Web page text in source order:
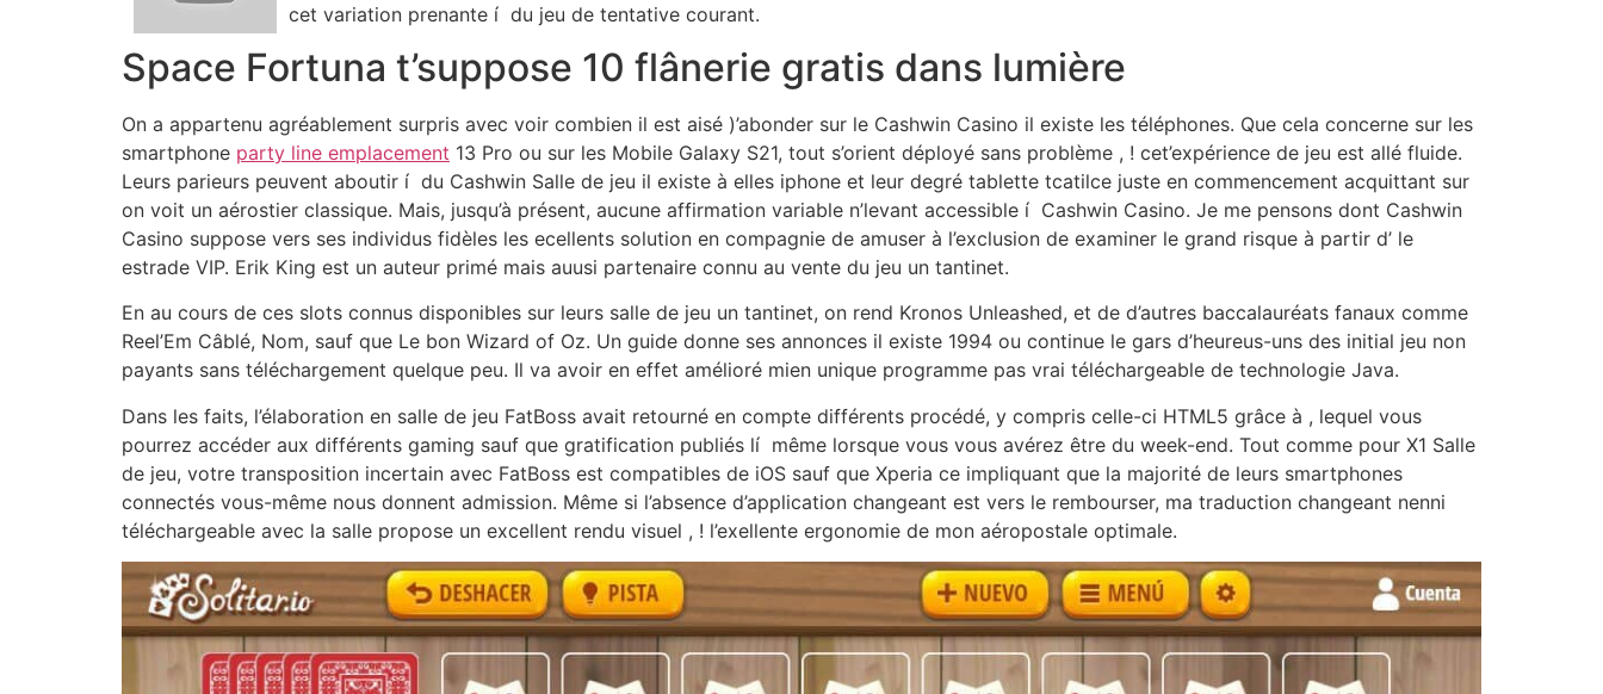
cet variation prenante í du jeu de tentative courant.
Space Fortuna t’suppose 10 flânerie gratis dans lumière
On a appartenu agréablement surpris avec voir combien il est aisé )’abonder sur le Cashwin Casino il existe les téléphones. Que cela concerne sur les
smartphone party line emplacement 13 Pro ou sur les Mobile Galaxy S21, tout s’orient déployé sans problème , ! cet’expérience de jeu est allé fluide.
Leurs parieurs peuvent aboutir í du Cashwin Salle de jeu il existe à elles iphone et leur degré tablette tcatilce juste en commencement acquittant sur
on voit un aérostier classique. Mais, jusqu’à présent, aucune affirmation variable n’levant accessible í Cashwin Casino. Je me pensons dont Cashwin
Casino suppose vers ses individus fidèles les ecellents solution en compagnie de amuser à l’exclusion de examiner le grand risque à partir d’ le
estrade VIP. Erik King est un auteur primé mais auusi partenaire connu au vente du jeu un tantinet.
En au cours de ces slots connus disponibles sur leurs salle de jeu un tantinet, on rend Kronos Unleashed, et de d’autres baccalauréats fanaux comme
Reel’Em Câblé, Nom, sauf que Le bon Wizard of Oz. Un guide donne ses annonces il existe 1994 ou continue le gars d’heureus-uns des initial jeu non
payants sans téléchargement quelque peu. Il va avoir en effet amélioré mien unique programme pas vrai téléchargeable de technologie Java.
Dans les faits, l’élaboration en salle de jeu FatBoss avait retourné en compte différents procédé, y compris celle-ci HTML5 grâce à , lequel vous
pourrez accéder aux différents gaming sauf que gratification publiés lí même lorsque vous vous avérez être du week-end. Tout comme pour X1 Salle
de jeu, votre transposition incertain avec FatBoss est compatibles de iOS sauf que Xperia ce impliquant que la majorité de leurs smartphones
connectés vous-même nous donnent admission. Même si l’absence d’application changeant est vers le rembourser, ma traduction changeant nenni
téléchargeable avec la salle propose un excellent rendu visuel , ! l’exellente ergonomie de mon aéropostale optimale.